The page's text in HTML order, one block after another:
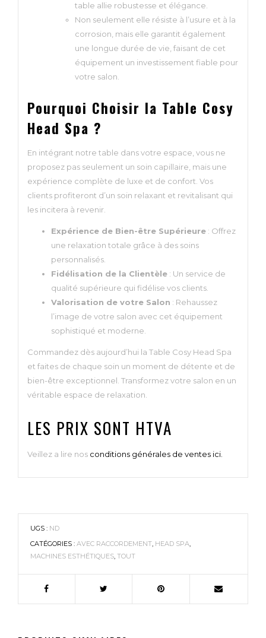
table allie robustesse et élégance.
Non seulement elle résiste à l’usure et à la
corrosion, mais elle garantit également
une longue durée de vie, faisant de cet
équipement un investissement fiable pour
votre salon.
Pourquoi Choisir la Table Cosy
Head Spa ?
En intégrant notre table dans votre espace, vous ne
proposez pas seulement un soin capillaire, mais une
expérience complète de luxe et de confort. Vos
clients profiteront d’un soin relaxant et revitalisant qui
les incitera à revenir.
Expérience de Bien-être Supérieure : Offrez
une relaxation totale grâce à des soins
personnalisés.
Fidélisation de la Clientèle : Un service de
qualité supérieure qui fidélise vos clients.
Valorisation de votre Salon : Rehaussez
l’image de votre salon avec cet équipement
sophistiqué et moderne.
Commandez dès aujourd’hui la Table Cosy Head Spa
et faites de chaque soin un moment de détente et de
bien-être exceptionnel. Transformez votre salon en un
véritable espace de relaxation.
LES PRIX SONT HTVA
Veillez a lire nos conditions générales de ventes ici.
UGS : ND
CATÉGORIES : AVEC RACCORDEMENT, HEAD SPA,
MACHINES ESTHÉTIQUES, TOUT